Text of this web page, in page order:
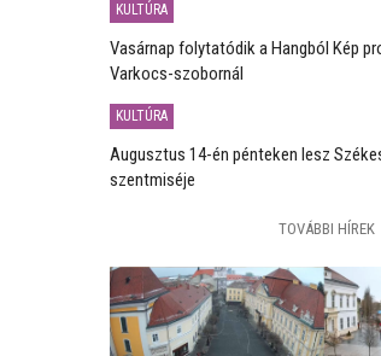
KULTÚRA
Vasárnap folytatódik a Hangból Kép
Varkocs-szobornál
KULTÚRA
Augusztus 14-én pénteken lesz
szentmiséje
TOVÁBBI HÍREK